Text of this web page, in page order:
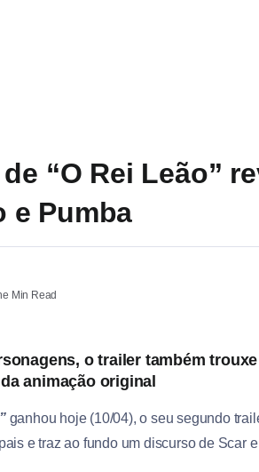
“O Rei Leão”
e Pumba
Min Read
o trailer também
animação original
ganhou hoje (10/04), o seu segundo
e traz ao fundo um discurso de Scar